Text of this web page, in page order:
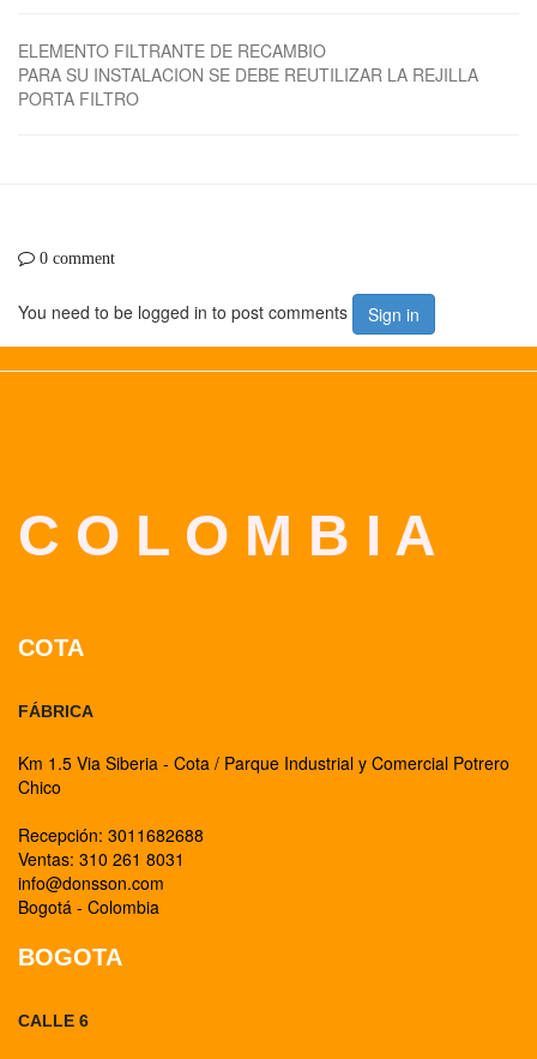
ELEMENTO FILTRANTE DE RECAMBIO
PARA SU INSTALACION SE DEBE REUTILIZAR LA REJILLA
PORTA FILTRO
0 comment
You need to be logged in to post comments Sign in
C O L O M B I A
COTA
FÁBRICA
Km 1.5 Via Siberia - Cota / Parque Industrial y Comercial Potrero
Chico
Recepción: 3011682688
Ventas: 310 261 8031
info@donsson.com
Bogotá - Colombia
BOGOTA
CALLE 6